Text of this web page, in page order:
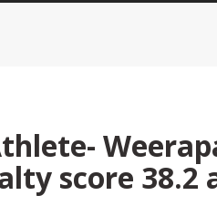
score 38.2